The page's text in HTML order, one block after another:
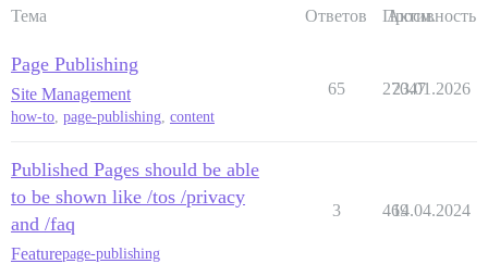
Тема Ответов Просм.
Активность
Page Publishing
Site Management
how-to page-publishing content
65 27047
23.01.2026
Published Pages should be able
to be shown like /tos /privacy
and /faq
Featurepage-publishing
3 469
14.04.2024